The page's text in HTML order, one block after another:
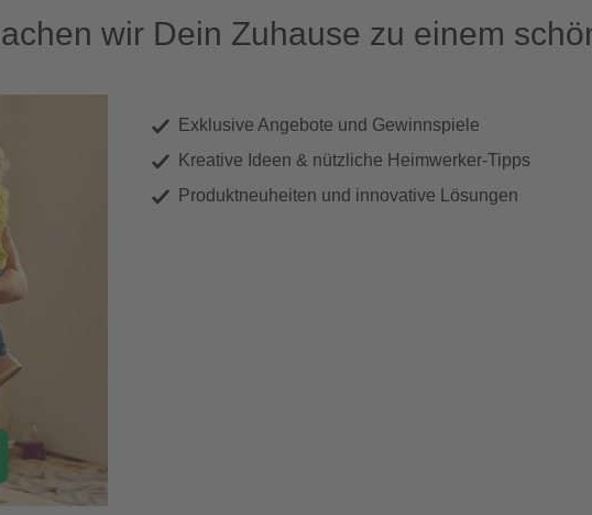
wir Dein Zuhause zu einem
Exklusive Angebote und Gewinnspiele
Kreative Ideen & nützliche Heimwerker-Tipps
Produktneuheiten und innovative Lösungen